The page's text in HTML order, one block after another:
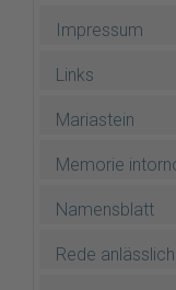
Impressum
Links
Mariastein
Memorie
Namensblatt
Rede